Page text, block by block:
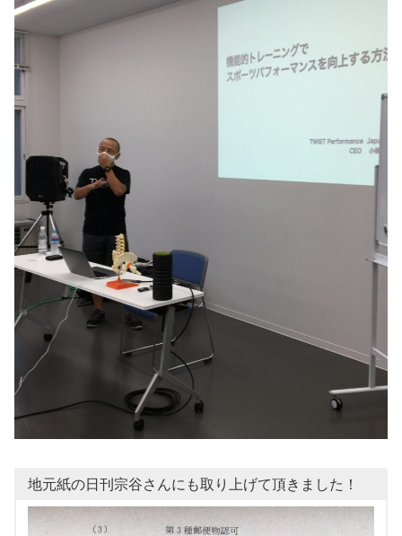
地元紙の日刊宗谷さんにも取り上げて頂きました！